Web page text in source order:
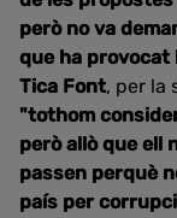
però no va
que ha provocat
Tica Font, per la
"tothom
però allò que ell
passen perquè
país per